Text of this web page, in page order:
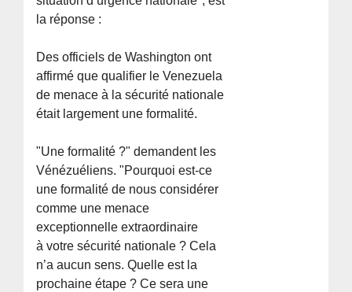
la réponse :
Des officiels de Washington ont
affirmé que qualifier le Venezuela
de menace à la sécurité nationale
était largement une formalité.
"Une formalité ?" demandent les
Vénézuéliens. "Pourquoi est-ce
une formalité de nous considérer
comme une menace
exceptionnelle extraordinaire
à votre sécurité nationale ? Cela
n’a aucun sens. Quelle est la
prochaine étape ? Ce sera une